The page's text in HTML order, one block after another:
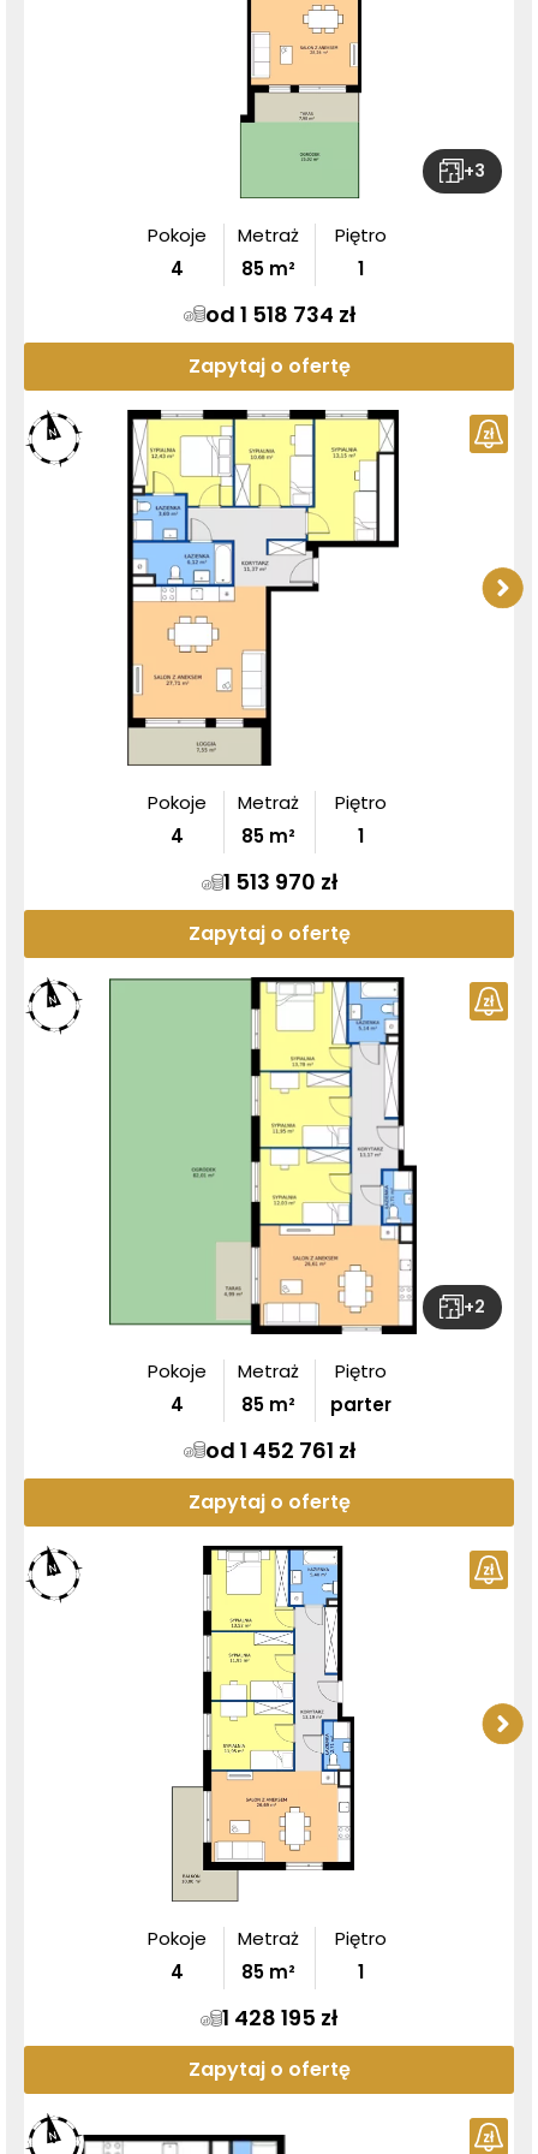
+3
Pokoje
4
Metraż
85 m²
Piętro
1
od 1 518 734 zł
Zapytaj o ofertę
Pokoje
4
Metraż
85 m²
Piętro
1
1 513 970 zł
Zapytaj o ofertę
+2
Pokoje
4
Metraż
85 m²
Piętro
parter
od 1 452 761 zł
Zapytaj o ofertę
Pokoje
4
Metraż
85 m²
Piętro
1
1 428 195 zł
Zapytaj o ofertę